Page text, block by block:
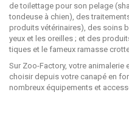
de toilettage pour son pelage
tondeuse à chien), des
produits vétérinaires), des soins
yeux et les oreilles ; et des
tiques et le fameux ramasse
Sur Zoo-Factory, votre
choisir depuis votre canapé en
nombreux équipements et